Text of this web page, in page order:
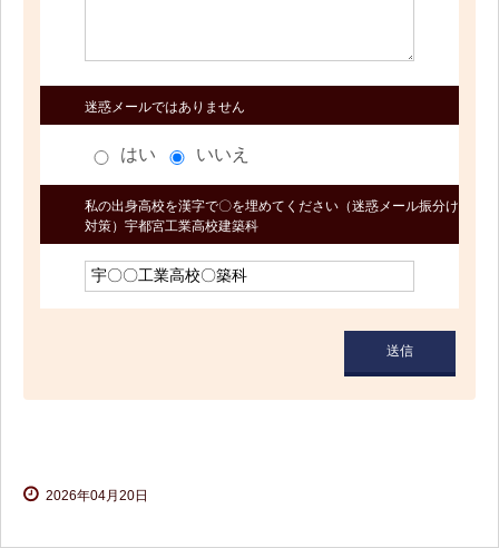
迷惑メールではありません
はい いいえ
私の出身高校を漢字で〇を埋めてください（迷惑メール振分け
対策）宇都宮工業高校建築科
2026年04月20日